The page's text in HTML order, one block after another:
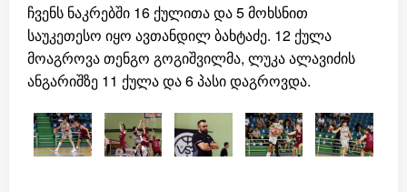
ჩვენს ნაკრებში 16 ქულითა და 5 მოხსნით
საუკეთესო იყო ავთანდილ ბახტაძე. 12 ქულა
მოაგროვა თენგო გოგიშვილმა, ლუკა ალავიძის
ანგარიშზე 11 ქულა და 6 პასი დაგროვდა.